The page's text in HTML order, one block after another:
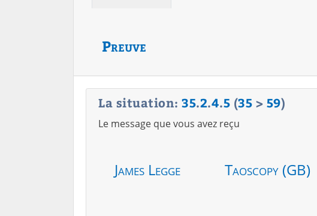
Preuve
La situation: 35.2.4.5 (35 > 59)
Le message que vous avez reçu
James Legge Taoscopy (GB)